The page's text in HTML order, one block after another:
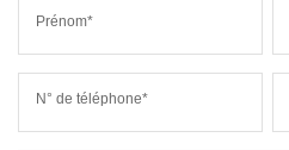
Prénom*
N° de téléphone*